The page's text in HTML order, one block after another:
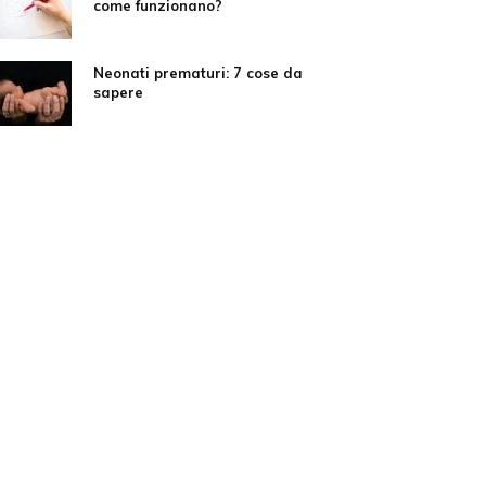
come funzionano?
Neonati prematuri: 7 cose da
sapere